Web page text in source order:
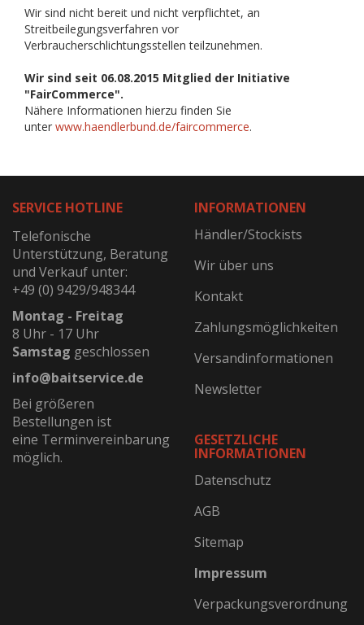
Wir sind nicht bereit und nicht verpflichtet, an
Streitbeilegungsverfahren vor
Verbraucherschlichtungsstellen teilzunehmen.
Wir sind seit 06.08.2015 Mitglied der Initiative
"FairCommerce".
Nähere Informationen hierzu finden Sie
unter www.haendlerbund.de/faircommerce.
SERVICE HOTLINE
Telefonische
Unterstützung, Beratung
und Verkauf unter:
+49 (0) 9429/948344
Montag - Freitag
8 Uhr - 17 Uhr
Samstag geschlossen
info@baitservice.de
Bei größeren
Bestellungen ist
eine Terminvereinbarung
möglich.
INFORMATIONEN
Händler/Stockists
Wir über uns
Kontakt
Zahlungsmöglichkeiten
Versandinformationen
Newsletter
GESETZLICHE
INFORMATIONEN
Datenschutz
AGB
Sitemap
Impressum
Verpackungsverordnung